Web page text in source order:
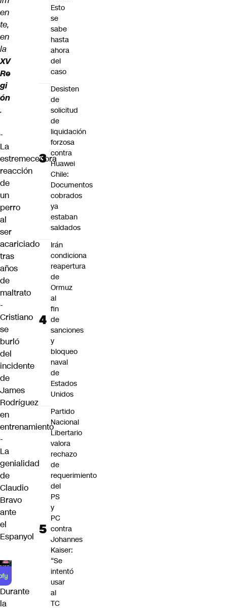
en
te,
en
la
XV
Re
gi
ón
.
-
La
estremecedora
reacción
de
un
perro
al
ser
acariciado
tras
años
de
maltrato
-
Cristiano
se
burló
del
incidente
de
James
Rodríguez
en
entrenamiento
-
La
genialidad
de
Claudio
Bravo
ante
el
Espanyol
Durante
la
Esto
se
sabe
hasta
ahora
del
caso
Desisten
de
solicitud
de
liquidación
forzosa
contra
Huawei
Chile:
Documentos
cobrados
ya
estaban
saldados
Irán
condiciona
reapertura
de
Ormuz
al
fin
de
sanciones
y
bloqueo
naval
de
Estados
Unidos
Partido
Nacional
Libertario
valora
rechazo
de
requerimiento
del
PS
y
PC
contra
Johannes
Kaiser:
“Se
intentó
usar
al
TC